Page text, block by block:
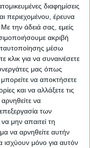
διαφημίσεις
περιεχομένου, έρευνα
Με την άδειά σας, εμείς
ακριβή
μέσω
για να συναινέσετε
μας όπως
να αποκτήσετε
και να αλλάξετε τις
να
των
μην απαιτεί τη
να αρνηθείτε αυτήν
ισχύουν μόνο για αυτόν
κ.
αρχικά στην
να
παραχωρήσουν
αυτού, όπως
σε μία
είσοδο
κατεύθυνση